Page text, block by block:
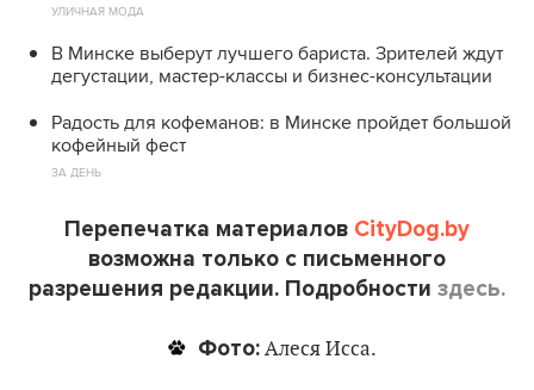
УЛИЧНАЯ МОДА
В Минске выберут лучшего бариста. Зрителей ждут
дегустации, мастер-классы и бизнес-консультации
Радость для кофеманов: в Минске пройдет большой
кофейный фест
ЗА ДЕНЬ
Перепечатка материалов CityDog.by
возможна только с письменного
разрешения редакции. Подробности здесь.
Фото: Алеся Исса.